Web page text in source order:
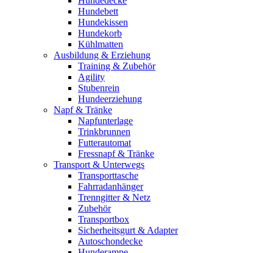
Hundebett
Hundekissen
Hundekorb
Kühlmatten
Ausbildung & Erziehung
Training & Zubehör
Agility
Stubenrein
Hundeerziehung
Napf & Tränke
Napfunterlage
Trinkbrunnen
Futterautomat
Fressnapf & Tränke
Transport & Unterwegs
Transporttasche
Fahrradanhänger
Trenngitter & Netz
Zubehör
Transportbox
Sicherheitsgurt & Adapter
Autoschondecke